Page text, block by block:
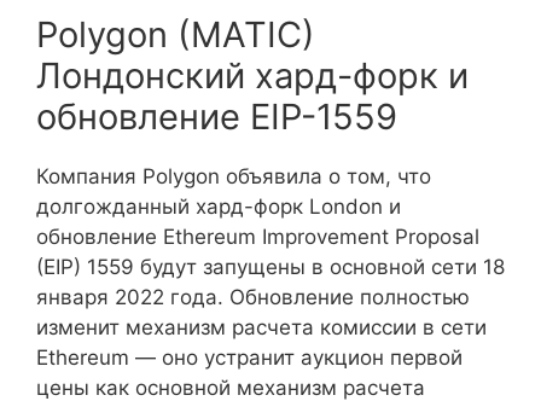
Polygon (MATIC)
Лондонский хард-форк и
обновление EIP-1559
Компания Polygon объявила о том, что
долгожданный хард-форк London и
обновление Ethereum Improvement Proposal
(EIP) 1559 будут запущены в основной сети 18
января 2022 года. Обновление полностью
изменит механизм расчета комиссии в сети
Ethereum — оно устранит аукцион первой
цены как основной механизм расчета